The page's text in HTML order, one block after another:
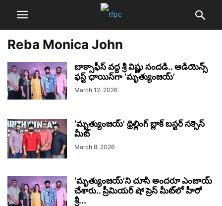
Reba Monica John
బాక్సాఫీస్ వద్ద శ్రీ విష్ణు సందడి.. ఆడియెన్స్
ఫస్ట్ ఛాయిస్‌గా ‘మృత్యుంజయ్’
March 12, 2026
‘మృత్యుంజయ్’ థ్రిల్లింగ్ బ్లాక్ బస్టర్ సక్సెస్
మీట్‌
March 8, 2026
‘మృత్యుంజయ్’ని చూసి అందరూ ఎంజాయ్
చేశారు.. ప్రీమియర్ షో ప్రెస్ మీట్‌లో హీరో
శ్రీ...